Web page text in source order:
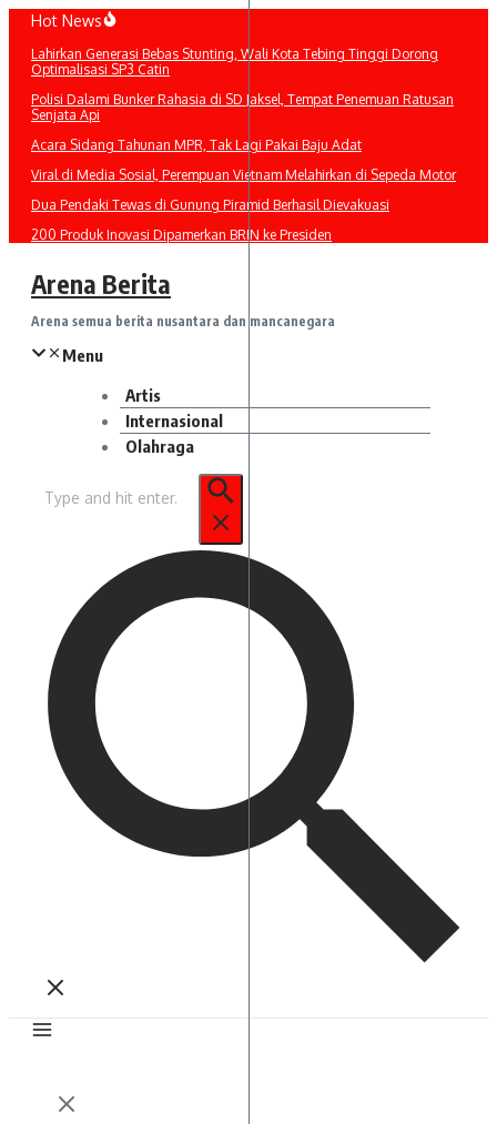
Lewati
konten
Hot News
Lahirkan Generasi Bebas Stunting, Wali Kota Tebing Tinggi Dorong
Optimalisasi SP3 Catin
Polisi Dalami Bunker Rahasia di SD Jaksel, Tempat Penemuan Ratusan
Senjata Api
Acara Sidang Tahunan MPR, Tak Lagi Pakai Baju Adat
Viral di Media Sosial, Perempuan Vietnam Melahirkan di Sepeda Motor
Dua Pendaki Tewas di Gunung Piramid Berhasil Dievakuasi
200 Produk Inovasi Dipamerkan BRIN ke Presiden
Arena Berita
Arena semua berita nusantara dan mancanegara
Menu
Artis
Internasional
Olahraga
untuk: